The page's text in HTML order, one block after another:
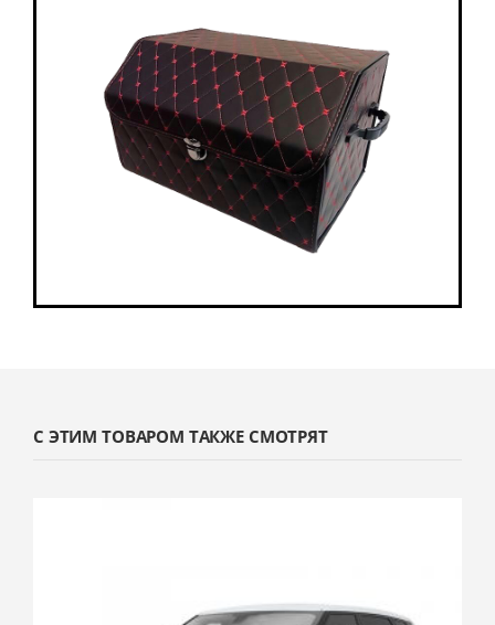
С ЭТИМ ТОВАРОМ ТАКЖЕ СМОТРЯТ